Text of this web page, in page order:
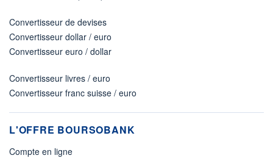
Convertisseur de devises
Convertisseur dollar / euro
Convertisseur euro / dollar
Convertisseur livres / euro
Convertisseur franc suisse / euro
L'OFFRE BOURSOBANK
Compte en ligne